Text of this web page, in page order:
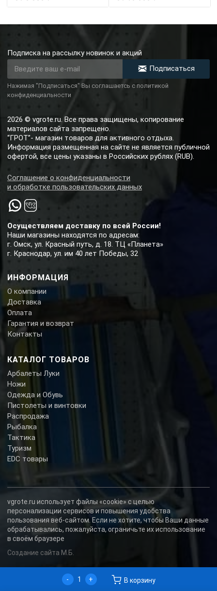
- + В корзину
Осуществляем доставку по всей России!
Наши магазины находятся по адресам:
г. Омск, ул. Красный путь, д. 18. ТЦ «Планета»
г. Краснодар, ул. им 40 лет Победы, 32
ИНФОРМАЦИЯ
О компании
Доставка
Оплата
Гарантия и возврат
Контакты
КАТАЛОГ ТОВАРОВ
Арбалеты Луки
Ножи
Одежда и Обувь
Пистолеты и винтовки
Распродажа
Рыбалка
Тактика
Туризм
EDC товары
Подписка на рассылку новинок и акций
Подписаться
Нажимая "Подписаться" Вы соглашаетсь с политикой
конфиденциальности
2026 © vgrote.ru. Все права защищены, копирование
материалов сайта запрещено.
“ГРОТ”- магазин товаров для активного отдыха.
Информация размещенная на сайте не является публичной
офертой, все цены указаны в Российских рублях (RUB).
Соглашение о конфиденциальности
и обработке пользовательских данных
vgrote.ru использует файлы «cookie» с целью
персонализации сервисов и повышения удобства
пользования веб-сайтом. Если не хотите, чтобы Ваши данные
обрабатывались, пожалуйста, ограничьте их использование
в своём браузере
Создание сайта М.Б.